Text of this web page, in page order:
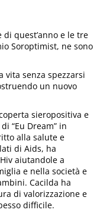
di quest’anno e le tre
Soroptimist, ne sono
vita senza spezzarsi
un nuovo
sieropositiva e
“Eu Dream” in
alla salute e
di Aids, ha
aiutandole a
e nella società e
Cacilda ha
di valorizzazione e
difficile.